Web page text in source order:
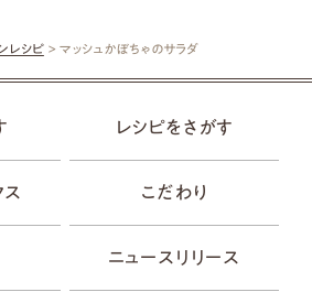
レシピ> マッシュかぼちゃのサラダ
レシピをさがす
こだわり
ニュースリリース